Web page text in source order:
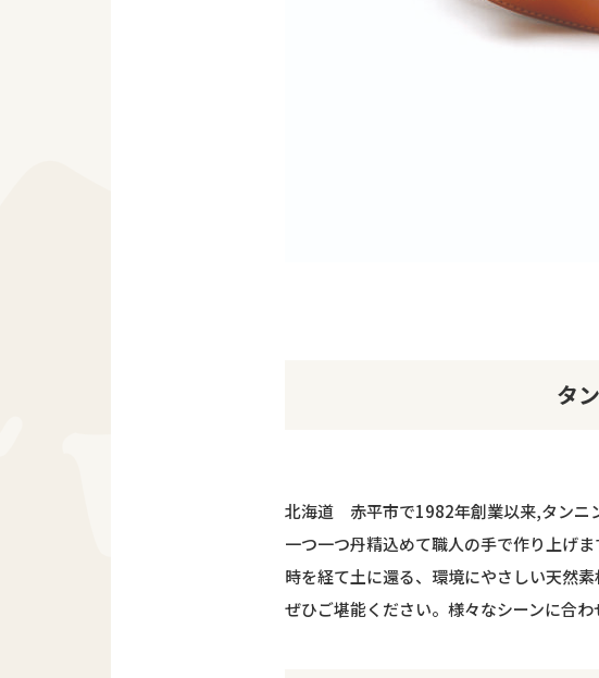
タ
北海道 赤平市で1982年創業以来,タンニ
一つ一つ丹精込めて職人の手で作り上げ
時を経て土に還る、環境にやさしい天然
ぜひご堪能ください。様々なシーンに合